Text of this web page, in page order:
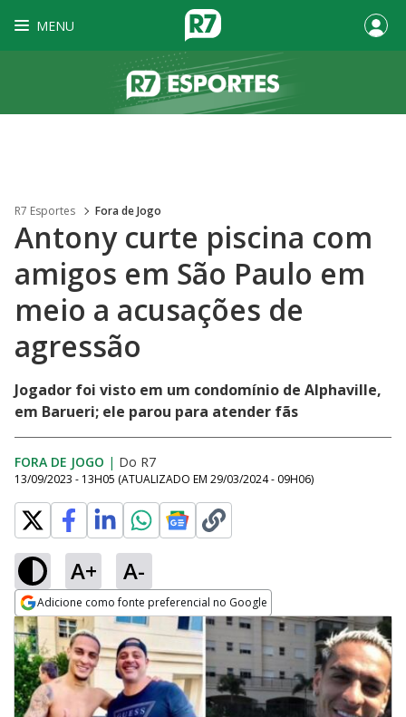
MENU
R7 Esportes Fora de Jogo
Antony curte piscina com
amigos em São Paulo em
meio a acusações de
agressão
Jogador foi visto em um condomínio de Alphaville,
em Barueri; ele parou para atender fãs
FORA DE JOGO | Do R7
13/09/2023 - 13H05 (ATUALIZADO EM 29/03/2024 - 09H06)
A+ A-
Adicione como fonte preferencial no Google
Opens in new window